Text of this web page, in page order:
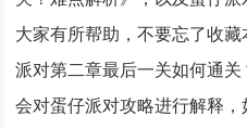
大家有所帮助，不要忘了收
派对第二章最后一关如何通
会对蛋仔派对攻略进行解释